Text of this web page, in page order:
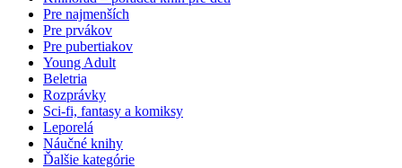
Pre najmenších
Pre prvákov
Pre pubertiakov
Young Adult
Beletria
Rozprávky
Sci-fi, fantasy a komiksy
Leporelá
Náučné knihy
Ďalšie kategórie